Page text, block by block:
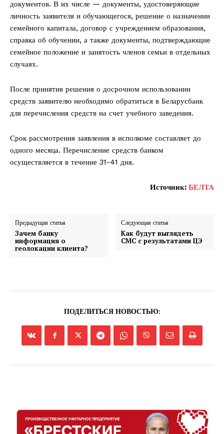
документов. В их числе — документы, удостоверяющие
личность заявителя и обучающегося, решение о назначении
семейного капитала, договор с учреждением образования,
справка об обучении, а также документы, подтверждающие
семейное положение и занятость членов семьи в отдельных
случаях.
После принятия решения о досрочном использовании
средств заявителю необходимо обратиться в Беларусбанк
для перечисления средств на счет учебного заведения.
Срок рассмотрения заявления в исполкоме составляет до
одного месяца. Перечисление средств банком
осуществляется в течение 31-41 дня.
Источник: БЕЛТА
Предыдущая статья
Зачем банку
информация о
геолокации клиента?
Следующая статья
Как будут выглядеть
СМС с результатами ЦЭ
ПОДЕЛИТЬСЯ НОВОСТЬЮ: